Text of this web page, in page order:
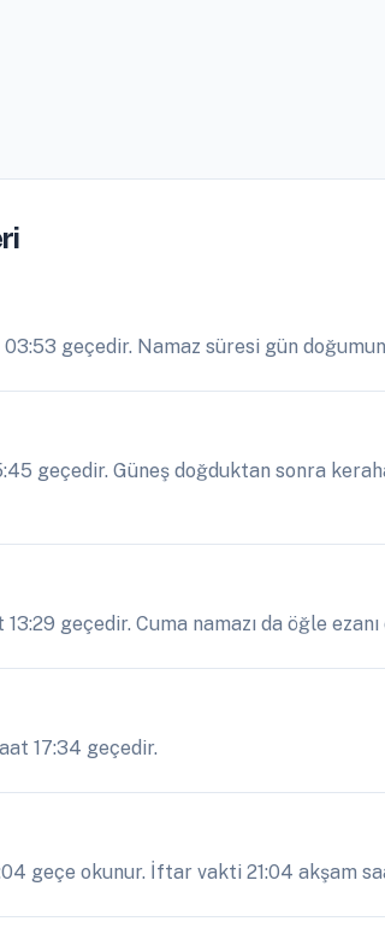
geçedir. Namaz süresi gün
geçedir. Güneş doğduktan sonra
geçedir. Cuma namazı da öğle ezanı
17:34 geçedir.
geçe okunur. İftar vakti 21:04 akşam